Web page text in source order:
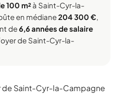
100 m² à Saint-Cyr-la-
en médiane204 300 €,
de6,6 années de salaire
de Saint-Cyr-la-
de Saint-Cyr-la-Campagne